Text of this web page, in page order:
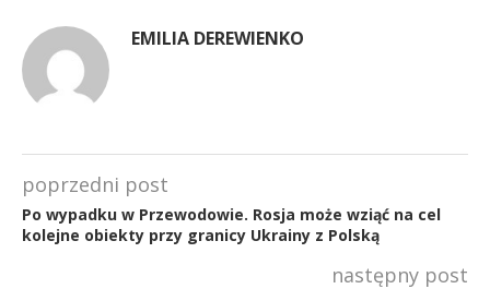
EMILIA DEREWIENKO
poprzedni post
Po wypadku w Przewodowie. Rosja może wziąć na cel
kolejne obiekty przy granicy Ukrainy z Polską
następny post